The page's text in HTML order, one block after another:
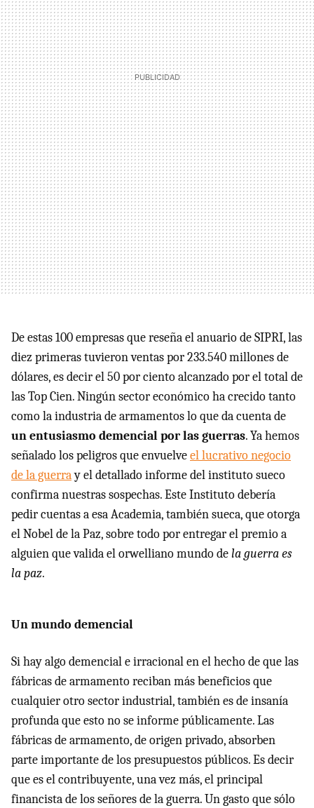
De estas 100 empresas que reseña el anuario de SIPRI, las
diez primeras tuvieron ventas por 233.540 millones de
dólares, es decir el 50 por ciento alcanzado por el total de
las Top Cien. Ningún sector económico ha crecido tanto
como la industria de armamentos lo que da cuenta de
un entusiasmo demencial por las guerras. Ya hemos
señalado los peligros que envuelveel lucrativo negocio
de la guerray el detallado informe del instituto sueco
confirma nuestras sospechas. Este Instituto debería
pedir cuentas a esa Academia, también sueca, que otorga
el Nobel de la Paz, sobre todo por entregar el premio a
alguien que valida el orwelliano mundo dela guerra es
la paz.
Un mundo demencial
Si hay algo demencial e irracional en el hecho de que las
fábricas de armamento reciban más beneficios que
cualquier otro sector industrial, también es de insanía
profunda que esto no se informe públicamente. Las
fábricas de armamento, de origen privado, absorben
parte importante de los presupuestos públicos. Es decir
que es el contribuyente, una vez más, el principal
financista de los señores de la guerra. Un gasto que sólo